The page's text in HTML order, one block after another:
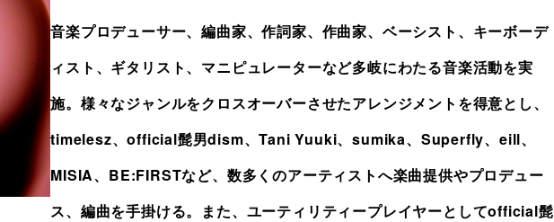
音楽プロデューサー、編曲家、作詞家、作曲家、ベーシスト、キーボーデ
ィスト、ギタリスト、マニピュレーターなど多岐にわたる音楽活動を実
施。様々なジャンルをクロスオーバーさせたアレンジメントを得意とし、
timelesz、official髭男dism、Tani Yuuki、sumika、Superfly、eill、
MISIA、BE:FIRSTなど、数多くのアーティストへ楽曲提供やプロデュー
ス、編曲を手掛ける。また、ユーティリティープレイヤーとしてofficial髭